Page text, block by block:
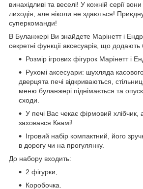
винахідливі та веселі! У кожній серії
лиходія, але ніколи не здаються!
суперкоманди!
В Буланжері Ви знайдете Марінетт і
секретні функції аксесуарів, що додають
Розмір ігрових фігурок Марінетт і
Рухомі аксесуари: шухляда
дверцята печі відкриваються,
меню буланжері піднімається та
сходи.
У печі Вас чекає фірмовий
заховався Квамі!
Ігровий набір компактний, його
в дорогу чи на прогулянку.
До набору входить:
2 фігурки,
Коробочка.